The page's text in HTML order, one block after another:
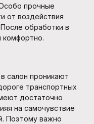
прочные
от воздействия
обработки в
комфортно.
салон проникают
транспортных
достаточно
на самочувствие
Поэтому важно